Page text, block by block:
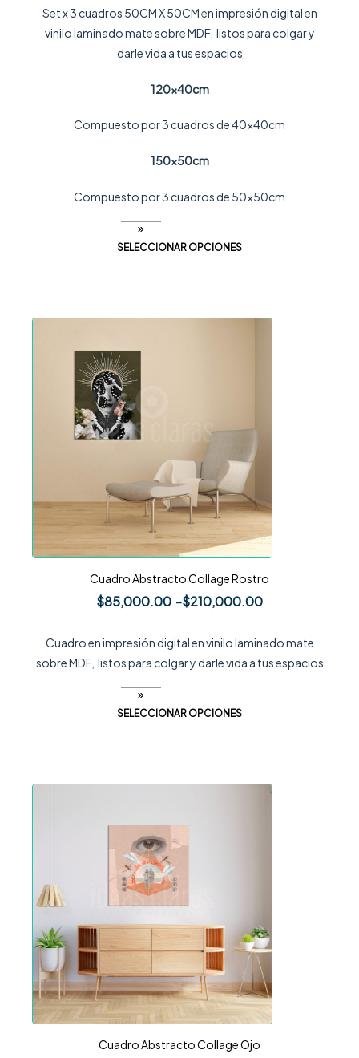
Set x 3 cuadros 50CM X 50CM en impresión digital en
vinilo laminado mate sobre MDF, listos para colgar y
darle vida a tus espacios
120x40cm
Compuesto por 3 cuadros de 40x40cm
150x50cm
Compuesto por 3 cuadros de 50x50cm
SELECCIONAR OPCIONES
Cuadro Abstracto Collage Rostro
$85,000.00 -$210,000.00
Cuadro en impresión digital en vinilo laminado mate
sobre MDF, listos para colgar y darle vida a tus espacios
SELECCIONAR OPCIONES
Cuadro Abstracto Collage Ojo